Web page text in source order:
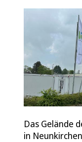
Das Gelände
in